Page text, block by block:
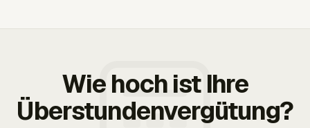
Wie hoch ist Ihre
Überstundenvergütung?